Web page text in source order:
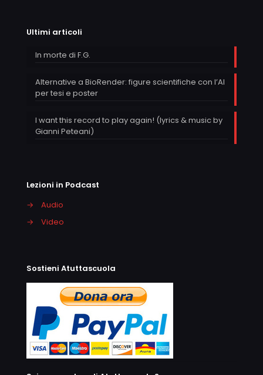
Ultimi articoli
In morte di F.G.
Alternative a BioRender: figure scientifiche con l’AI
per tesi e poster
I want this record to play again! (lyrics & music by
Gianni Peteani)
Lezioni in Podcast
→
Audio
→
Video
Sostieni Atuttascuola